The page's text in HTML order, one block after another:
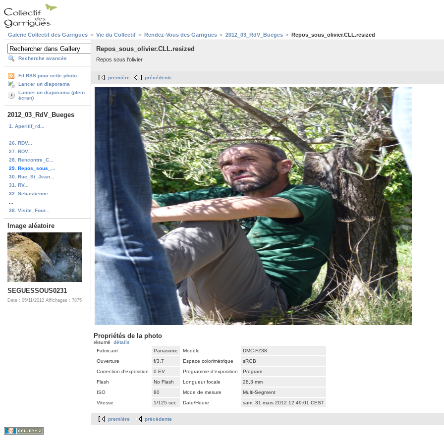
Galerie Collectif des Garrigues Vie du Collectif Rendez-Vous des Garrigues 2012_03_RdV_Bueges Repos_sous_olivier.CLL.resized
Recherche avancée
Fil RSS pour cette photo
Lancer un diaporama
Lancer un diaporama (plein
écran)
2012_03_RdV_Bueges
1. Aperitif_rd...
26. RDV...
27. RDV...
28. Rencontre_C...
29. Repos_sous_...
30. Rue_St_Jean...
31. RV...
32. Sebastienne...
38. Visite_Four...
Image aléatoire
SEGUESSOUS0231
Date : 05/11/2012 Affichages : 7875
Repos_sous_olivier.CLL.resized
Repos sous l'olivier
première précédente
Propriétés de la photo
résumé détails
Fabricant
Panasonic Modèle
DMC-FZ38
Ouverture
f/3,7 Espace colorimétrique
sRGB
Correction d'exposition
0 EV Programme d'exposition
Program
Flash
No Flash Longueur focale
28,3 mm
ISO
80 Mode de mesure
Multi-Segment
Vitesse
1/125 sec Date/Heure sam. 31 mars 2012 12:49:01 CEST
première précédente